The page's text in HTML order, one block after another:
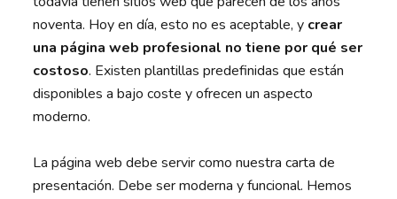
noventa. Hoy en día, esto no es aceptable, y crear
una página web profesional no tiene por qué ser
costoso. Existen plantillas predefinidas que están
disponibles a bajo coste y ofrecen un aspecto
moderno.
La página web debe servir como nuestra carta de
presentación. Debe ser moderna y funcional. Hemos